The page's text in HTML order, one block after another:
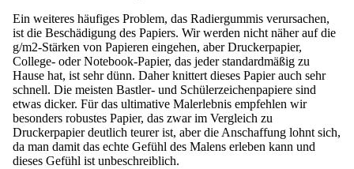
Ein weiteres häufiges Problem, das Radiergummis verursachen,
ist die Beschädigung des Papiers. Wir werden nicht näher auf die
g/m2-Stärken von Papieren eingehen, aber Druckerpapier,
College- oder Notebook-Papier, das jeder standardmäßig zu
Hause hat, ist sehr dünn. Daher knittert dieses Papier auch sehr
schnell. Die meisten Bastler- und Schülerzeichenpapiere sind
etwas dicker. Für das ultimative Malerlebnis empfehlen wir
besonders robustes Papier, das zwar im Vergleich zu
Druckerpapier deutlich teurer ist, aber die Anschaffung lohnt sich,
da man damit das echte Gefühl des Malens erleben kann und
dieses Gefühl ist unbeschreiblich.